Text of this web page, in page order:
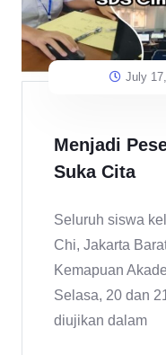
July
Menjadi
Suka Cita
Seluruh siswa
Chi, Jakarta
Kemapuan
Selasa, 20 dan
diujikan dalam